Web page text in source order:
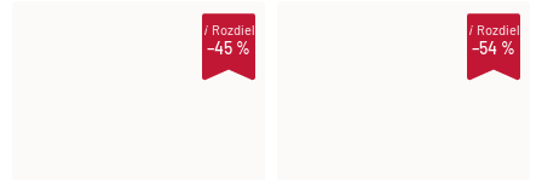
–45 %
iRozdiel
–54 %
iRozdiel